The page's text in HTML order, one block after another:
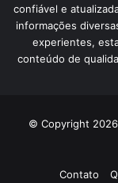
confiável e
informações
experientes,
conteúdo de
© Copyright
Contato